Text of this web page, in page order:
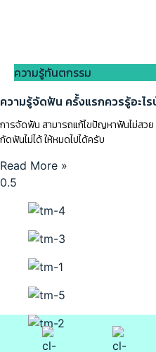
ความรู้ทันตกรรม
ความรู้จัดฟัน ครั้งแรกควรรู้อะไร
การจัดฟัน สามารถแก้ไขปัญหาฟันไม่สว
กัดฟันไม่ได้ ให้หมดไปได้ครับ
Read More »